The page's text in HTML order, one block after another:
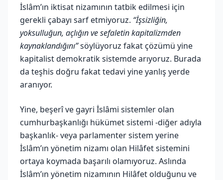
İslâm’ın iktisat nizamının tatbik edilmesi için
gerekli çabayı sarf etmiyoruz. “İşsizliğin,
yoksulluğun, açlığın ve sefaletin kapitalizmden
kaynaklandığını”söylüyoruz fakat çözümü yine
kapitalist demokratik sistemde arıyoruz. Burada
da teşhis doğru fakat tedavi yine yanlış yerde
aranıyor.
Yine, beşerî ve gayri İslâmi sistemler olan
cumhurbaşkanlığı hükümet sistemi -diğer adıyla
başkanlık- veya parlamenter sistem yerine
İslâm’ın yönetim nizamı olan Hilâfet sistemini
ortaya koymada başarılı olamıyoruz. Aslında
İslâm’ın yönetim nizamının Hilâfet olduğunu ve